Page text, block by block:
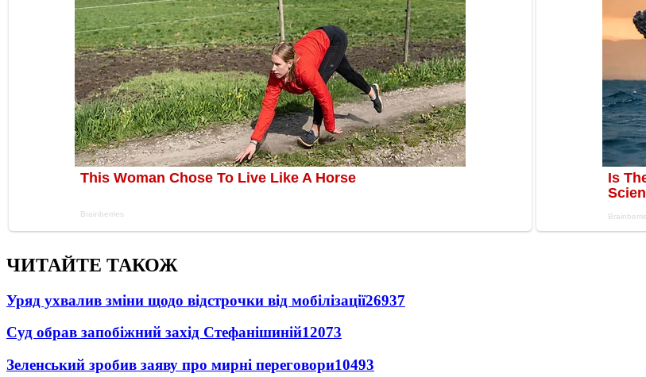
ЧИТАЙТЕ ТАКОЖ
Уряд ухвалив зміни щодо відстрочки від мобілізації26937
Суд обрав запобіжний захід Стефанішиній12073
Зеленський зробив заяву про мирні переговори10493